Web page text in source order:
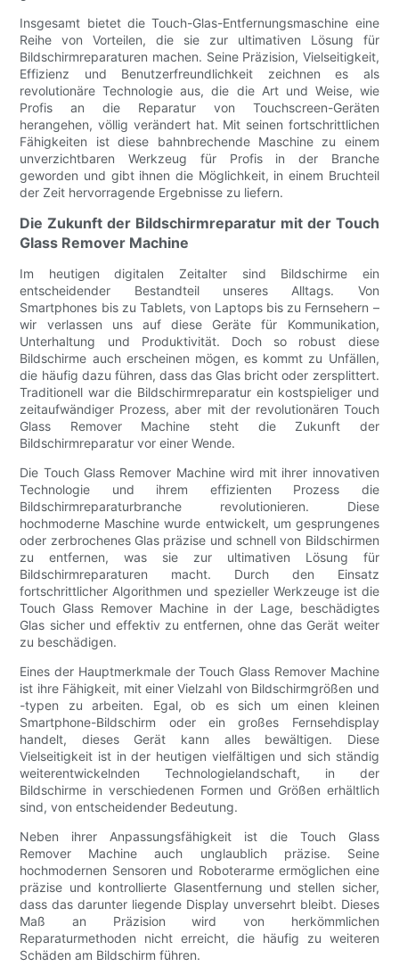
Insgesamt bietet die Touch-Glas-Entfernungsmaschine eine
Reihe von Vorteilen, die sie zur ultimativen Lösung für
Bildschirmreparaturen machen. Seine Präzision, Vielseitigkeit,
Effizienz und Benutzerfreundlichkeit zeichnen es als
revolutionäre Technologie aus, die die Art und Weise, wie
Profis an die Reparatur von Touchscreen-Geräten
herangehen, völlig verändert hat. Mit seinen fortschrittlichen
Fähigkeiten ist diese bahnbrechende Maschine zu einem
unverzichtbaren Werkzeug für Profis in der Branche
geworden und gibt ihnen die Möglichkeit, in einem Bruchteil
der Zeit hervorragende Ergebnisse zu liefern.
Die Zukunft der Bildschirmreparatur mit der Touch
Glass Remover Machine
Im heutigen digitalen Zeitalter sind Bildschirme ein
entscheidender Bestandteil unseres Alltags. Von
Smartphones bis zu Tablets, von Laptops bis zu Fernsehern –
wir verlassen uns auf diese Geräte für Kommunikation,
Unterhaltung und Produktivität. Doch so robust diese
Bildschirme auch erscheinen mögen, es kommt zu Unfällen,
die häufig dazu führen, dass das Glas bricht oder zersplittert.
Traditionell war die Bildschirmreparatur ein kostspieliger und
zeitaufwändiger Prozess, aber mit der revolutionären Touch
Glass Remover Machine steht die Zukunft der
Bildschirmreparatur vor einer Wende.
Die Touch Glass Remover Machine wird mit ihrer innovativen
Technologie und ihrem effizienten Prozess die
Bildschirmreparaturbranche revolutionieren. Diese
hochmoderne Maschine wurde entwickelt, um gesprungenes
oder zerbrochenes Glas präzise und schnell von Bildschirmen
zu entfernen, was sie zur ultimativen Lösung für
Bildschirmreparaturen macht. Durch den Einsatz
fortschrittlicher Algorithmen und spezieller Werkzeuge ist die
Touch Glass Remover Machine in der Lage, beschädigtes
Glas sicher und effektiv zu entfernen, ohne das Gerät weiter
zu beschädigen.
Eines der Hauptmerkmale der Touch Glass Remover Machine
ist ihre Fähigkeit, mit einer Vielzahl von Bildschirmgrößen und
-typen zu arbeiten. Egal, ob es sich um einen kleinen
Smartphone-Bildschirm oder ein großes Fernsehdisplay
handelt, dieses Gerät kann alles bewältigen. Diese
Vielseitigkeit ist in der heutigen vielfältigen und sich ständig
weiterentwickelnden Technologielandschaft, in der
Bildschirme in verschiedenen Formen und Größen erhältlich
sind, von entscheidender Bedeutung.
Neben ihrer Anpassungsfähigkeit ist die Touch Glass
Remover Machine auch unglaublich präzise. Seine
hochmodernen Sensoren und Roboterarme ermöglichen eine
präzise und kontrollierte Glasentfernung und stellen sicher,
dass das darunter liegende Display unversehrt bleibt. Dieses
Maß an Präzision wird von herkömmlichen
Reparaturmethoden nicht erreicht, die häufig zu weiteren
Schäden am Bildschirm führen.